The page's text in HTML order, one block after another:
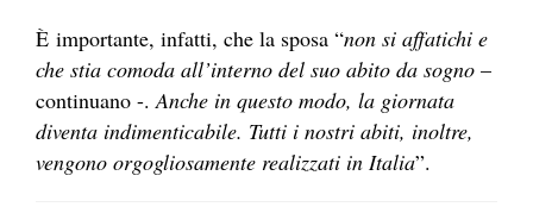
È importante, infatti, che la sposa “non si affatichi e
che stia comoda all’interno del suo abito da sogno –
continuano -. Anche in questo modo, la giornata
diventa indimenticabile. Tutti i nostri abiti, inoltre,
vengono orgogliosamente realizzati in Italia”.